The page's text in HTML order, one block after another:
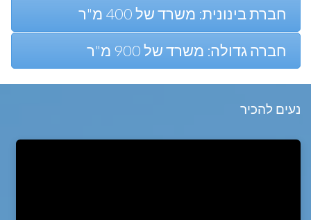
חברת בינונית: משרד של 400 מ"ר
חברה גדולה: משרד של 900 מ"ר
נעים להכיר